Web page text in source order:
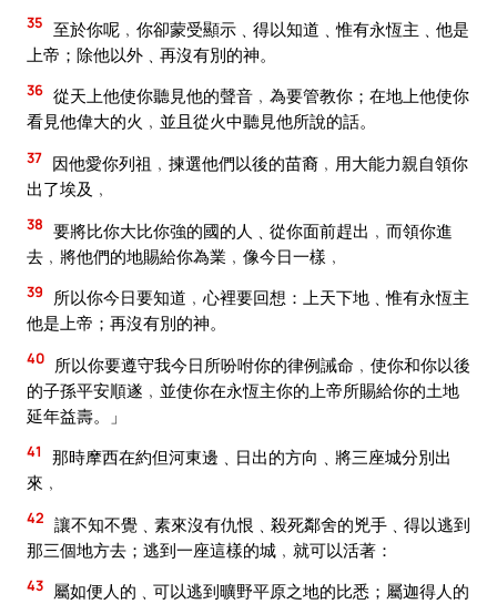
35 至於你呢﹐你卻蒙受顯示﹑得以知道﹑惟有永恆主﹑他是
上帝；除他以外﹑再沒有別的神。
36 從天上他使你聽見他的聲音﹐為要管教你；在地上他使你
看見他偉大的火﹐並且從火中聽見他所說的話。
37 因他愛你列祖﹐揀選他們以後的苗裔﹐用大能力親自領你
出了埃及﹐
38 要將比你大比你強的國的人﹑從你面前趕出﹐而領你進
去﹐將他們的地賜給你為業﹐像今日一樣﹐
39
所以你今日要知道﹐心裡要回想：上天下地﹑惟有永恆主
他是上帝；再沒有別的神。
40
所以你要遵守我今日所吩咐你的律例誡命﹐使你和你以後
的子孫平安順遂﹐並使你在永恆主你的上帝所賜給你的土地
延年益壽。」
41
那時摩西在約但河東邊﹑日出的方向﹑將三座城分別出
來﹐
42 讓不知不覺﹑素來沒有仇恨﹑殺死鄰舍的兇手﹑得以逃到
那三個地方去；逃到一座這樣的城﹐就可以活著：
43 屬如便人的﹑可以逃到曠野平原之地的比悉；屬迦得人的